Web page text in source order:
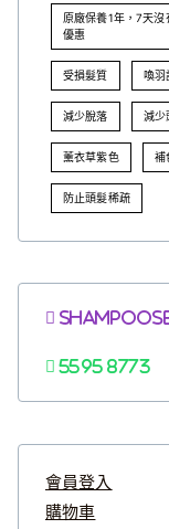
原廠保養1年，7天
優惠
受損髮質 喚羽
減少脫落 減少
薰衣草紫色 補
防止頭髮稀疏
5595 8773
會員登入
購物車